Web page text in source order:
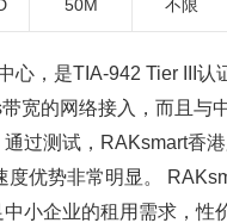
50M 不限
心，是TIA-942 Tier III
宽的网络接入，而且与
过测试，RAKsmart香
优势非常明显。
小企业的租用需求，性